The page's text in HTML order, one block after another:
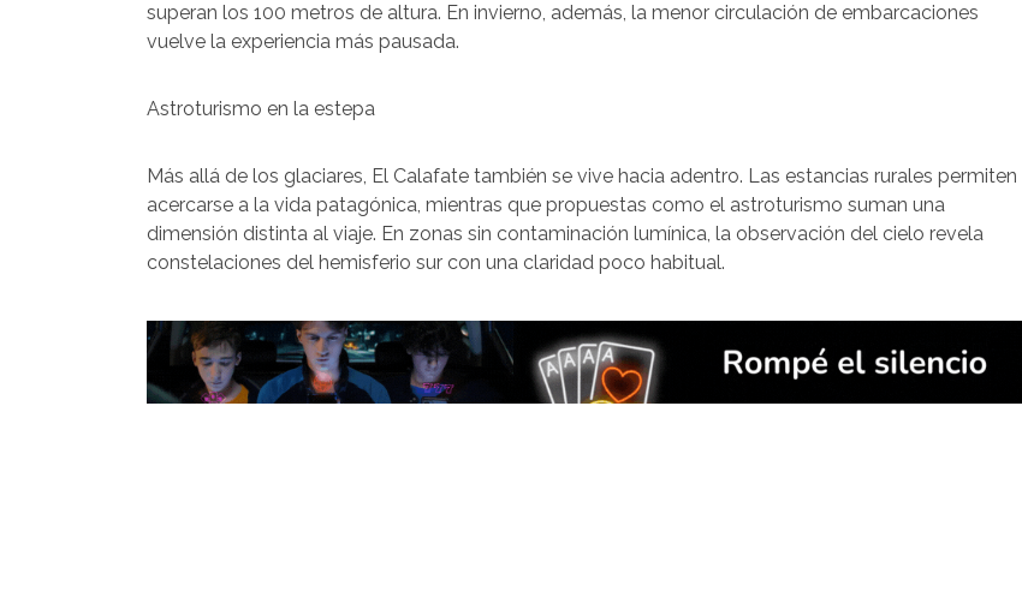
superan los 100 metros de altura. En invierno, además, la menor circulación de embarcaciones
vuelve la experiencia más pausada.
Astroturismo en la estepa
Más allá de los glaciares, El Calafate también se vive hacia adentro. Las estancias rurales permiten
acercarse a la vida patagónica, mientras que propuestas como el astroturismo suman una
dimensión distinta al viaje. En zonas sin contaminación lumínica, la observación del cielo revela
constelaciones del hemisferio sur con una claridad poco habitual.